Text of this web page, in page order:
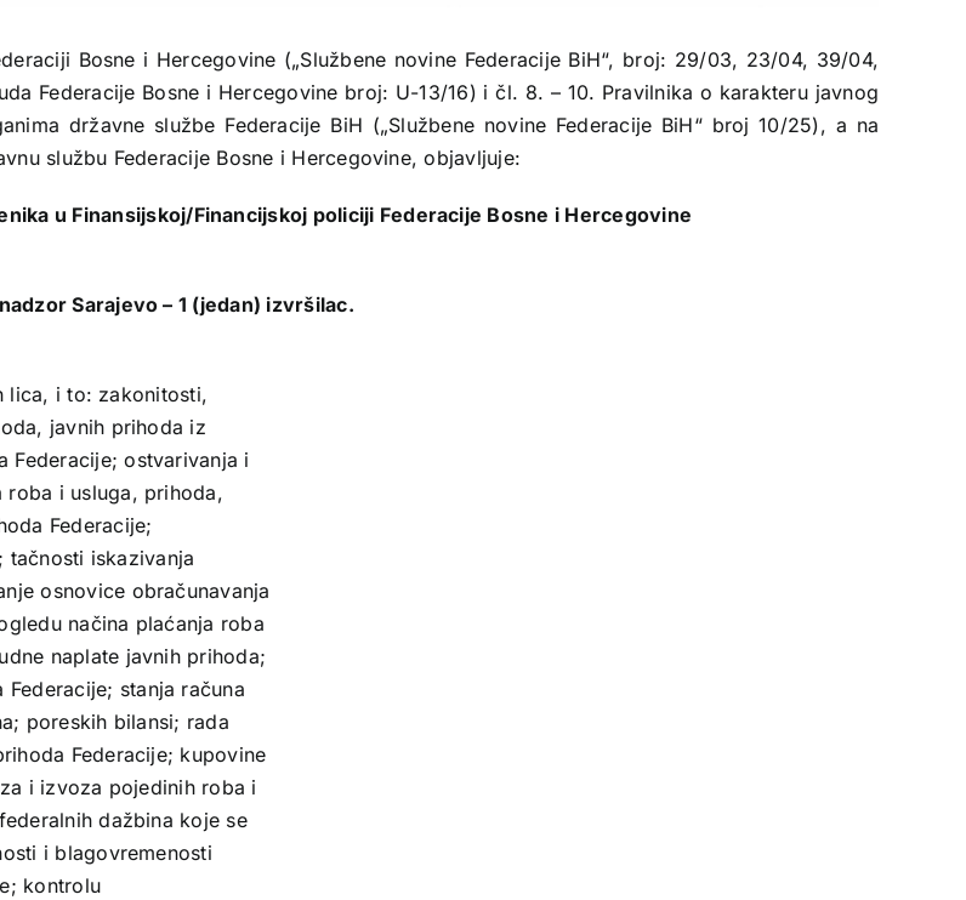
Bosne i Hercegovine („Službene novine Federacije BiH“, broj: 29/03, 23/04, 39/04,
Federacije Bosne i Hercegovine broj: U-13/16) i čl. 8. – 10. Pravilnika o karakteru javnog
državne službe Federacije BiH („Službene novine Federacije BiH“ broj 10/25), a na
službu Federacije Bosne i Hercegovine, objavljuje:
u Finansijskoj/Financijskoj policiji Federacije Bosne i Hercegovine
Sarajevo – 1 (jedan) izvršilac.
lica, i to: zakonitosti,
javnih prihoda iz
Federacije; ostvarivanja i
i usluga, prihoda,
Federacije;
iskazivanja
osnovice obračunavanja
načina plaćanja roba
naplate javnih prihoda;
stanja računa
poreskih bilansi; rada
Federacije; kupovine
i izvoza pojedinih roba i
dažbina koje se
i blagovremenosti
kontrolu